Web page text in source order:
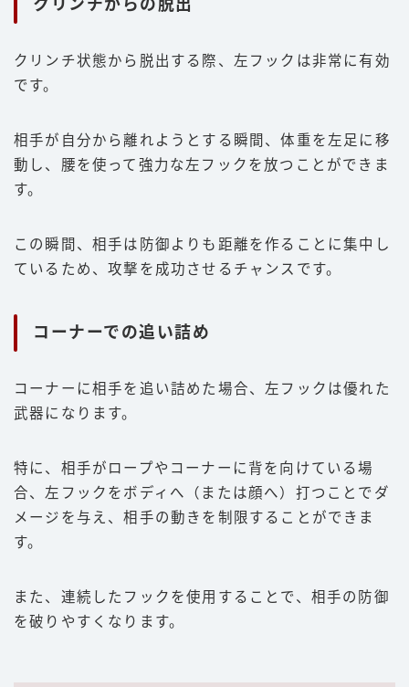
クリンチからの脱出
クリンチ状態から脱出する際、左フックは非常に有効
です。
相手が自分から離れようとする瞬間、体重を左足に移
動し、腰を使って強力な左フックを放つことができま
す。
この瞬間、相手は防御よりも距離を作ることに集中し
ているため、攻撃を成功させるチャンスです。
コーナーでの追い詰め
コーナーに相手を追い詰めた場合、左フックは優れた
武器になります。
特に、相手がロープやコーナーに背を向けている場
合、左フックをボディへ（または顔へ）打つことでダ
メージを与え、相手の動きを制限することができま
す。
また、連続したフックを使用することで、相手の防御
を破りやすくなります。